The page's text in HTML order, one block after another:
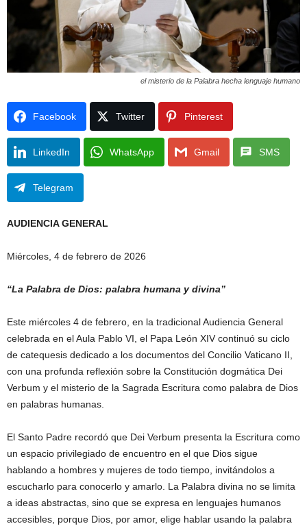
el misterio de la Palabra hecha lenguaje humano
Facebook Twitter Pinterest
LinkedIn WhatsApp Gmail SMS
Telegram
AUDIENCIA GENERAL
Miércoles, 4 de febrero de 2026
“La Palabra de Dios: palabra humana y divina”
Este miércoles 4 de febrero, en la tradicional Audiencia General
celebrada en el Aula Pablo VI, el Papa León XIV continuó su ciclo
de catequesis dedicado a los documentos del Concilio Vaticano II,
con una profunda reflexión sobre la Constitución dogmática Dei
Verbum y el misterio de la Sagrada Escritura como palabra de Dios
en palabras humanas.
El Santo Padre recordó que Dei Verbum presenta la Escritura como
un espacio privilegiado de encuentro en el que Dios sigue
hablando a hombres y mujeres de todo tiempo, invitándolos a
escucharlo para conocerlo y amarlo. La Palabra divina no se limita
a ideas abstractas, sino que se expresa en lenguajes humanos
accesibles, porque Dios, por amor, elige hablar usando la palabra